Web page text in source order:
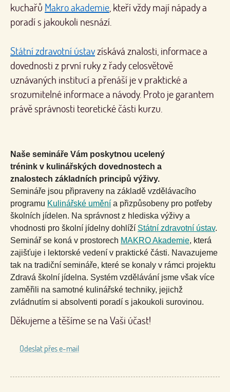
kuchařů Makro akademie, kteří vždy mají nápady a
poradí s jakoukoli nesnází.
Státní zdravotní ústavzískává znalosti, informace a
dovednosti z první ruky z řady celosvětově
uznávaných institucí a přenáší je v praktické a
srozumitelné informace a návody. Proto je garantem
právě správnosti teoretické části kurzu.
Naše semináře Vám poskytnou ucelený
trénink v kulinářských dovednostech a
znalostech základních principů výživy.
Semináře jsou připraveny na základě vzdělávacího
programu Kulinářské umění a přizpůsobeny pro potřeby
školních jídelen. Na správnost z hlediska výživy a
vhodnosti pro školní jídelny dohlíží Státní zdravotní ústav.
Seminář se koná v prostorech MAKRO Akademie, která
zajišťuje i lektorské vedení v praktické části. Navazujeme
tak na tradiční semináře, které se konaly v rámci projektu
Zdravá školní jídelna. Systém vzdělávání jsme však více
zaměřili na samotné kulinářské techniky, jejichž
zvládnutím si absolventi poradí s jakoukoli surovinou.
Děkujeme a těšíme se na Vaši účast!
Odeslat přes e-mail